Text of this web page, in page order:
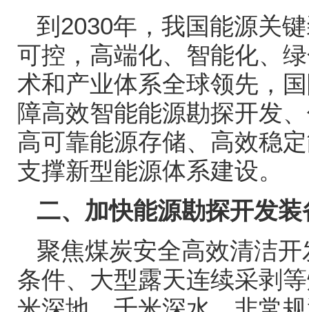
到 2030年，我国能源关
可控，高端化、智能化、
术和产业体系全球领先，
障高效智能能源勘探开发
高可靠能源存储、高效稳
支撑新型能源体系建设。
二、加快能源勘探开发
聚焦煤炭安全高效清洁
条件、大型露天连续采剥